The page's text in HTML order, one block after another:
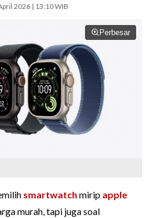
2026 | 13:10 WIB
Perbesar
smartwatch mirip apple
murah, tapi juga soal